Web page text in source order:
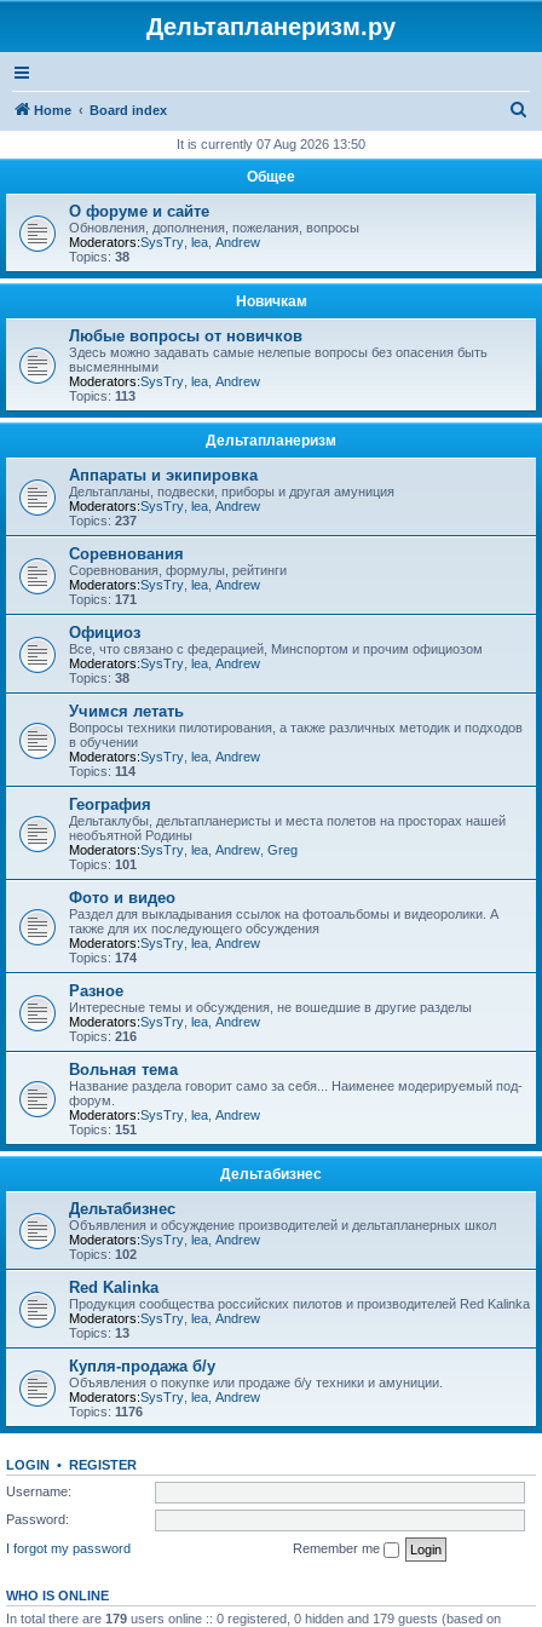
Дельтапланеризм.ру
Home Board index
r
It is currently 07 Aug 2026 13:50
Общее
О форуме и сайте
Обновления, дополнения, пожелания, вопросы
Moderators:SysTry lea Andrew
Topics: 38
Новичкам
Любые вопросы от новичков
Здесь можно задавать самые нелепые вопросы без опасения быть
высмеянными
Moderators:SysTry lea Andrew
Topics: 113
Дельтапланеризм
Аппараты и экипировка
Дельтапланы, подвески, приборы и другая амуниция
Moderators:SysTry lea Andrew
Topics: 237
Соревнования
Соревнования, формулы, рейтинги
Moderators:SysTry lea Andrew
Topics: 171
Официоз
Все, что связано с федерацией, Минспортом и прочим официозом
Moderators:SysTry lea Andrew
Topics: 38
Учимся летать
Вопросы техники пилотирования, а также различных методик и подходов
в обучении
Moderators:SysTry lea Andrew
Topics: 114
География
Дельтаклубы, дельтапланеристы и места полетов на просторах нашей
необъятной Родины
Moderators:SysTry lea Andrew Greg
Topics: 101
Фото и видео
Раздел для выкладывания ссылок на фотоальбомы и видеоролики. А
также для их последующего обсуждения
Moderators:SysTry lea Andrew
Topics: 174
Разное
Интересные темы и обсуждения, не вошедшие в другие разделы
Moderators:SysTry lea Andrew
Topics: 216
Вольная тема
Название раздела говорит само за себя... Наименее модерируемый под-
форум.
Moderators:SysTry lea Andrew
Topics: 151
Дельтабизнес
Дельтабизнес
Объявления и обсуждение производителей и дельтапланерных школ
Moderators:SysTry lea Andrew
Topics: 102
Red Kalinka
Продукция сообщества российских пилотов и производителей Red Kalinka
Moderators:SysTry lea Andrew
Topics: 13
Купля-продажа б/у
Объявления о покупке или продаже б/у техники и амуниции.
Moderators:SysTry lea Andrew
Topics: 1176
LOGIN • REGISTER
Username:
Password:
I forgot my password
Remember me
WHO IS ONLINE
In total there are 179 users online :: 0 registered, 0 hidden and 179 guests (based on